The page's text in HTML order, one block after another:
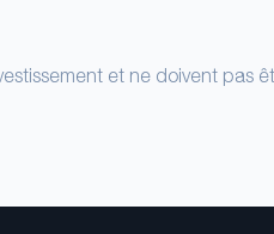
et ne doivent pas